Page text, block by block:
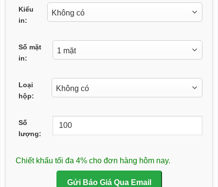
Kiểu
in:
Số mặt
in:
Loại
hộp:
Số
lượng:
Chiết khấu tối đa 4% cho đơn hàng hôm nay.
Gửi Báo Giá Qua Email